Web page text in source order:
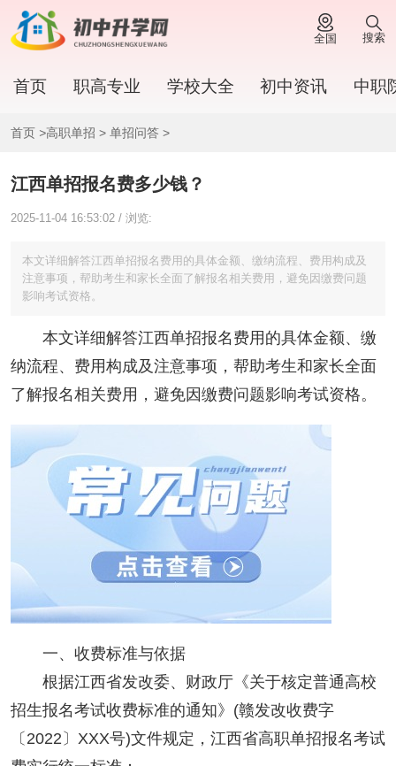
全国 搜索
首页 职高专业 学校大全 初中资讯 中职
首页 >高职单招 > 单招问答>
江西单招报名费多少钱？
2025-11-04 16:53:02 / 浏览:
本文详细解答江西单招报名费用的具体金额、缴纳流程、费用构成及
注意事项，帮助考生和家长全面了解报名相关费用，避免因缴费问题
影响考试资格。
本文详细解答江西单招报名费用的具体金额、缴
纳流程、费用构成及注意事项，帮助考生和家长全面
了解报名相关费用，避免因缴费问题影响考试资格。
一、收费标准与依据
根据江西省发改委、财政厅《关于核定普通高校
招生报名考试收费标准的通知》(赣发改收费字
〔2022〕XXX号)文件规定，江西省高职单招报名考试